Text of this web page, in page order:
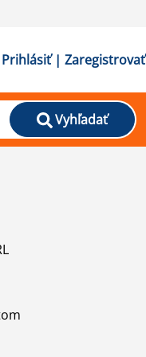
Prihlásiť | Zaregistrovať
Vyhľadať